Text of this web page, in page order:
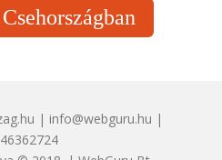
| info@webguru.hu |